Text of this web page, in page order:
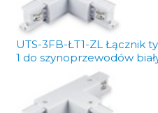
UTS-3FB-ŁT1-ZL Łącznik
1 do szynoprzewodów